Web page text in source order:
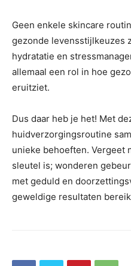
Geen enkele skincare
gezonde levensstijlkeuzes
hydratatie en
allemaal een rol in hoe
eruitziet.
Dus daar heb je het! Met
huidverzorgingsroutine
unieke behoeften. Vergeet
sleutel is; wonderen
met geduld en
geweldige resultaten